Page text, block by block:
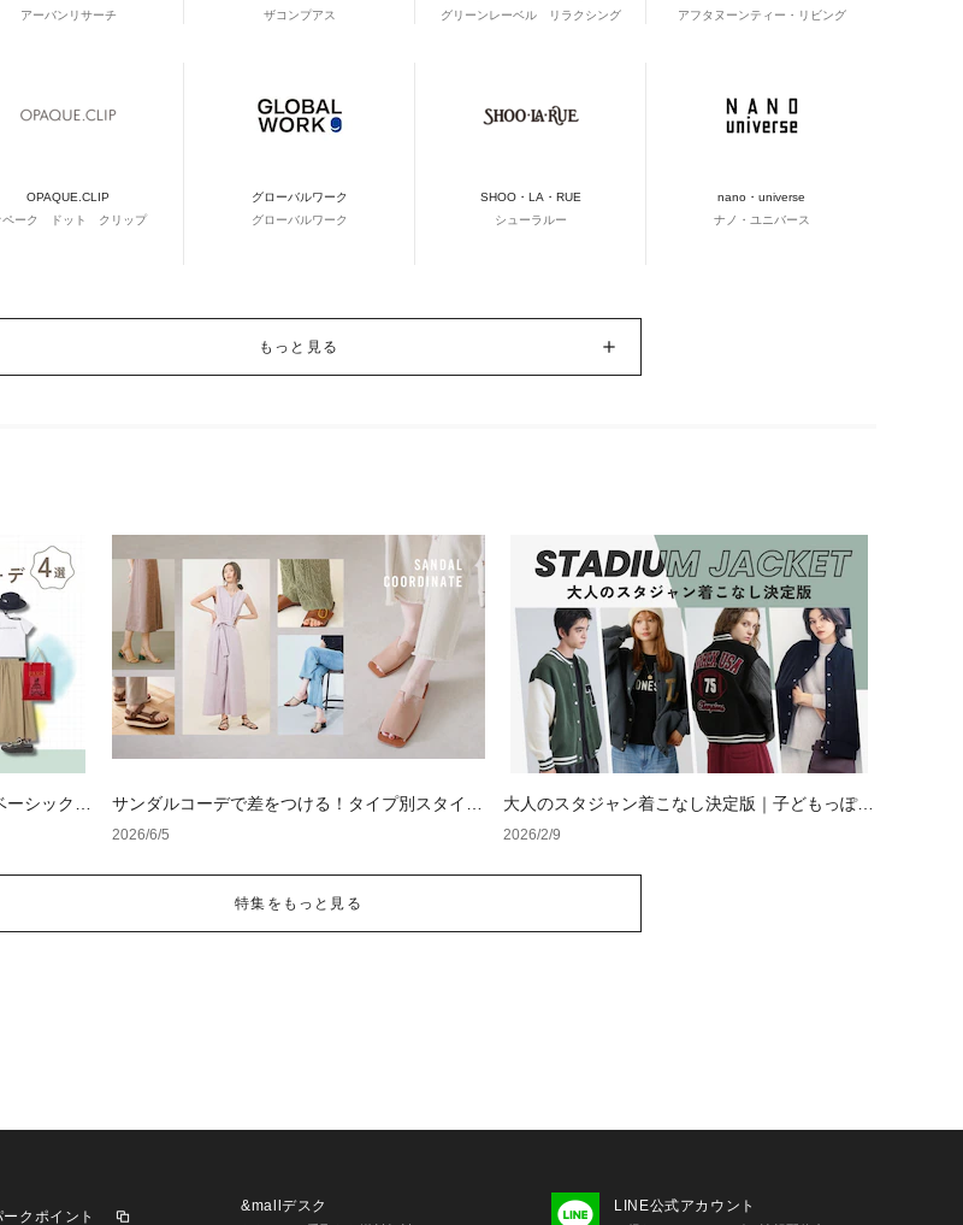
アーバンリサーチ
ザコンプアス
グリーンレーベル リラクシング
アフタヌーンティー・リビング
OPAQUE.CLIP
ペーク ドット クリップ
グローバルワーク
グローバルワーク
SHOO・LA・RUE
シューラルー
nano・universe
ナノ・ユニバース
もっと見る
シックコ
サンダルコーデで差をつける！タイプ別スタイル
をチェック
2026/6/5
大人のスタジャン着こなし決定版｜子どもっぽさ
を回避する素材選びと定番コーデ【レディース・
2026/2/9
特集をもっと見る
クポイント
&mallデスク LINE公式アカウント